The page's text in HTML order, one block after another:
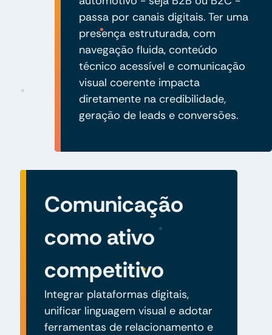
passa por canais digitais. Ter uma
presença estruturada, com
navegação fluida, conteúdo
técnico acessível e comunicação
visual coerente impacta
diretamente na credibilidade,
geração de leads e conversões.
Comunicação
como ativo
competitivo
Integrar plataformas digitais,
unificar linguagem visual e adotar
ferramentas de relacionamento e